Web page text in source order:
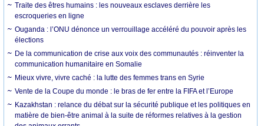
Traite des êtres humains : les nouveaux esclaves derrière les
escroqueries en ligne
Ouganda : l’ONU dénonce un verrouillage accéléré du pouvoir après les
élections
De la communication de crise aux voix des communautés : réinventer la
communication humanitaire en Somalie
Mieux vivre, vivre caché : la lutte des femmes trans en Syrie
Vente de la Coupe du monde : le bras de fer entre la FIFA et l’Europe
Kazakhstan : relance du débat sur la sécurité publique et les politiques en
matière de bien-être animal à la suite de réformes relatives à la gestion